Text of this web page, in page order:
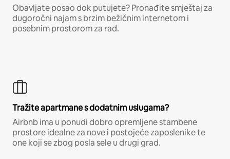
Obavljate posao dok putujete? Pronađite smještaj za
dugoročni najam s brzim bežičnim internetom i
posebnim prostorom za rad.
Tražite apartmane s dodatnim uslugama?
Airbnb ima u ponudi dobro opremljene stambene
prostore idealne za nove i postojeće zaposlenike te
one koji se zbog posla sele u drugi grad.